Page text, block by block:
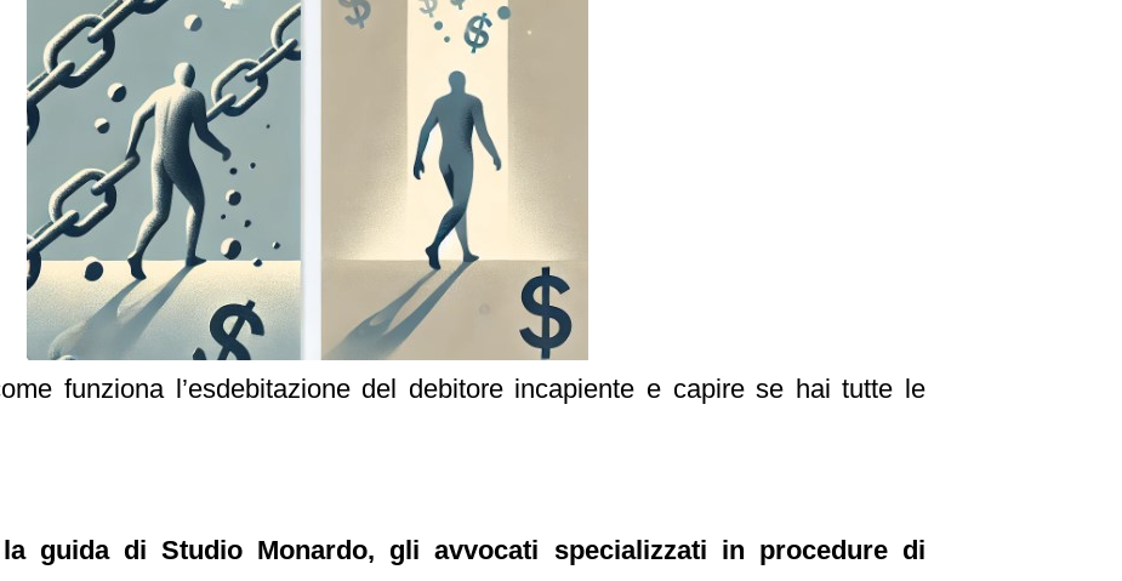
funziona l’esdebitazione del debitore incapiente e capire se hai tutte le
guida di Studio Monardo, gli avvocati specializzati in procedure di